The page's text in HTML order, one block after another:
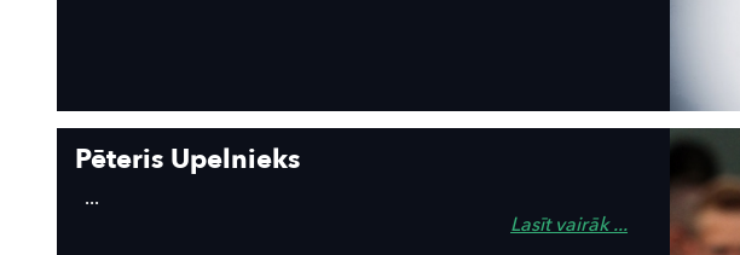
Pēteris Upelnieks
...
Lasīt vairāk ...